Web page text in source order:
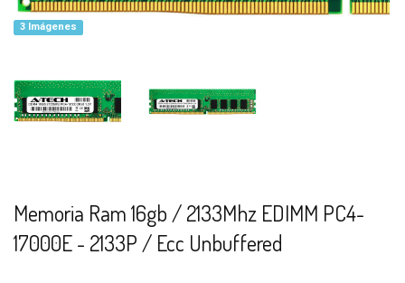
3 Imágenes
Memoria Ram 16gb / 2133Mhz EDIMM PC4-
17000E - 2133P / Ecc Unbuffered